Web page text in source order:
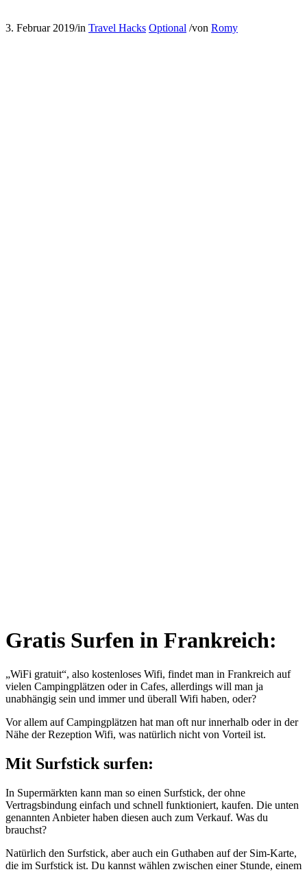
3. Februar 2019/in Travel Hacks Optional /von Romy
Gratis Surfen in Frankreich:
„WiFi gratuit“, also kostenloses Wifi, findet man in Frankreich auf
vielen Campingplätzen oder in Cafes, allerdings will man ja
unabhängig sein und immer und überall Wifi haben, oder?
Vor allem auf Campingplätzen hat man oft nur innerhalb oder in der
Nähe der Rezeption Wifi, was natürlich nicht von Vorteil ist.
Mit Surfstick surfen:
In Supermärkten kann man so einen Surfstick, der ohne
Vertragsbindung einfach und schnell funktioniert, kaufen. Die unten
genannten Anbieter haben diesen auch zum Verkauf. Was du
brauchst?
Natürlich den Surfstick, aber auch ein Guthaben auf der Sim-Karte,
die im Surfstick ist. Du kannst wählen zwischen einer Stunde, einem